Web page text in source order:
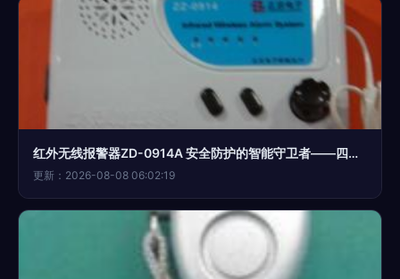
红外无线报警器ZD-0914A 安全防护的智能守卫者——四方区产品深度解析
更新：2026-08-08 06:02:19